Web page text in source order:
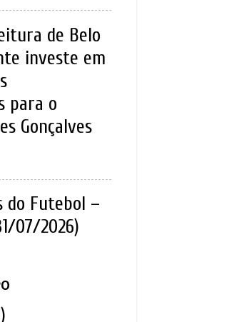
de Belo
investe em
para o
Gonçalves
do Futebol –
07/2026)